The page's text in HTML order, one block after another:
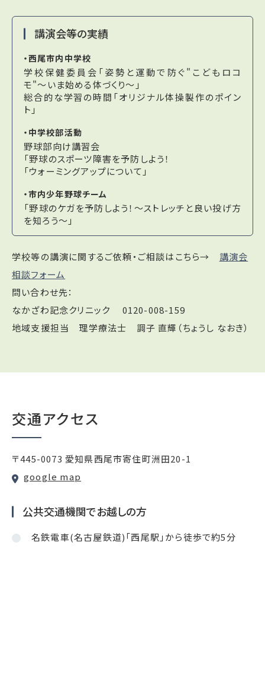
講演会等の実績
・西尾市内中学校
学校保健委員会「姿勢と運動で防ぐ"こどもロコ
モ"～いま始める体づくり～」
総合的な学習の時間「オリジナル体操製作のポイン
ト」
・中学校部活動
野球部向け講習会
「野球のスポーツ障害を予防しよう！
「ウォーミングアップについて」
・市内少年野球チーム
「野球のケガを予防しよう！～ストレッチと良い投げ方
を知ろう～」
学校等の講演に関するご依頼・ご相談はこちら→ 講演会
相談フォーム
問い合わせ先：
なかざわ記念クリニック 0120-008-159
地域支援担当 理学療法士 調子 直輝（ちょうし なおき）
交通アクセス
〒445-0073 愛知県西尾市寄住町洲田20-1
google map
公共交通機関でお越しの方
名鉄電車(名古屋鉄道)「西尾駅」から徒歩で約5分